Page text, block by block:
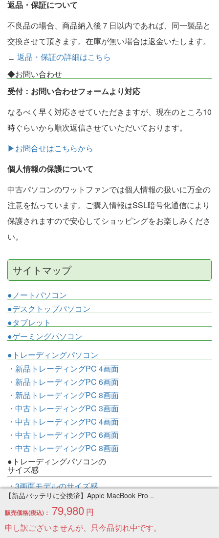
【新品バッテリに交換済】Apple MacBook Pro ..
販売価格(税込)： 79,980 円
申し訳ございませんが、只今品切れ中です。
返品・保証について
不良品の場合、商品納入後７日以内であれば、同一製品と
交換させて頂きます。在庫が無い場合は返金いたします。
∟ 返品・保証の詳細はこちら
◆お問い合わせ
受付：お問い合わせフォームより対応
なるべく早く対応させていただきますが、現在のところ10
時ぐらいから順次返信させていただいております。
▶お問合せはこちらから
個人情報の保護について
中古パソコンのワットファンでは個人情報の扱いに万全の
注意を払っています。ご購入情報はSSL暗号化通信により
保護されますので安心してショッピングをお楽しみくださ
い。
サイトマップ
●ノートパソコン
●デスクトップパソコン
●タブレット
●ゲーミングパソコン
●トレーディングパソコン
・新品トレーディングPC 4画面
・新品トレーディングPC 6画面
・新品トレーディングPC 8画面
・中古トレーディングPC 3画面
・中古トレーディングPC 4画面
・中古トレーディングPC 6画面
・中古トレーディングPC 8画面
●トレーディングパソコンの
サイズ感
・3画面モデルのサイズ感
・4画面モデルのサイズ感
・6画面モデルのサイズ感
・8画面モデルのサイズ感